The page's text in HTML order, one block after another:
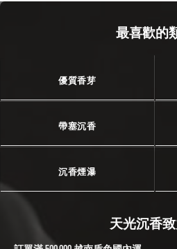
最喜歡的
優質香芽
帶塞沉香
沉香煙瀑
天光沉香